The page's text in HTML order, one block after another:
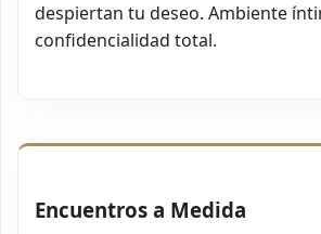
despiertan tu deseo. Ambiente
confidencialidad total.
Encuentros a Medida